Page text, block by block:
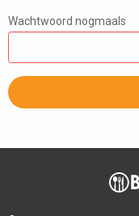
Wachtwoord nogmaals